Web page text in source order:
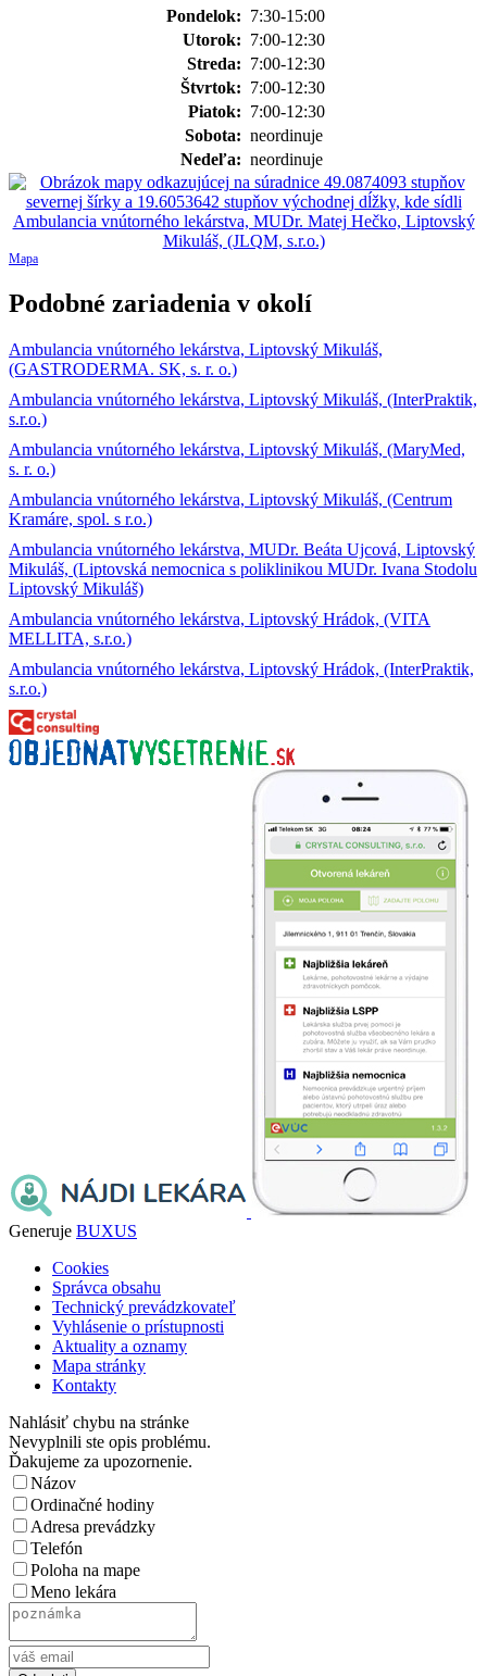
Pondelok: 7:30-15:00
Utorok: 7:00-12:30
Streda: 7:00-12:30
Štvrtok: 7:00-12:30
Piatok: 7:00-12:30
Sobota: neordinuje
Nedeľa: neordinuje
Mapa
Podobné zariadenia v okolí
Ambulancia vnútorného lekárstva, Liptovský Mikuláš,
(GASTRODERMA. SK, s. r. o.)
Ambulancia vnútorného lekárstva, Liptovský Mikuláš, (InterPraktik,
s.r.o.)
Ambulancia vnútorného lekárstva, Liptovský Mikuláš, (MaryMed,
s. r. o.)
Ambulancia vnútorného lekárstva, Liptovský Mikuláš, (Centrum
Kramáre, spol. s r.o.)
Ambulancia vnútorného lekárstva, MUDr. Beáta Ujcová, Liptovský
Mikuláš, (Liptovská nemocnica s poliklinikou MUDr. Ivana Stodolu
Liptovský Mikuláš)
Ambulancia vnútorného lekárstva, Liptovský Hrádok, (VITA
MELLITA, s.r.o.)
Ambulancia vnútorného lekárstva, Liptovský Hrádok, (InterPraktik,
s.r.o.)
Generuje BUXUS
Cookies
Správca obsahu
Technický prevádzkovateľ
Vyhlásenie o prístupnosti
Aktuality a oznamy
Mapa stránky
Kontakty
Nahlásiť chybu na stránke
Nevyplnili ste opis problému.
Ďakujeme za upozornenie.
Názov
Ordinačné hodiny
Adresa prevádzky
Telefón
Poloha na mape
Meno lekára